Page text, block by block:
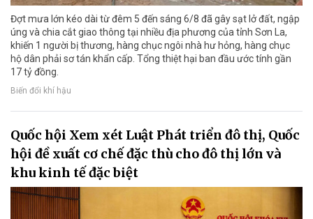
Đợt mưa lớn kéo dài từ đêm 5 đến sáng 6/8 đã gây sạt lở đất, ngập
úng và chia cắt giao thông tại nhiều địa phương của tỉnh Sơn La,
khiến 1 người bị thương, hàng chục ngôi nhà hư hỏng, hàng chục
hộ dân phải sơ tán khẩn cấp. Tổng thiệt hại ban đầu ước tính gần
17 tỷ đồng.
Biến đổi khí hậu
Quốc hội Xem xét Luật Phát triển đô thị, Quốc
hội đề xuất cơ chế đặc thù cho đô thị lớn và
khu kinh tế đặc biệt